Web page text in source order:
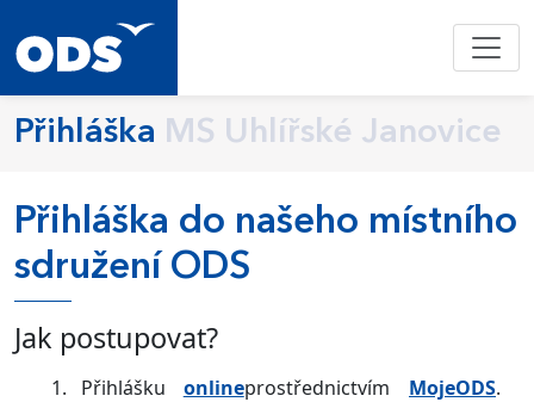
Přihláška MS Uhlířské Janovice
Přihláška do našeho místního
sdružení ODS
Jak postupovat?
Přihlášku
onlineprostřednictvím
MojeODS.